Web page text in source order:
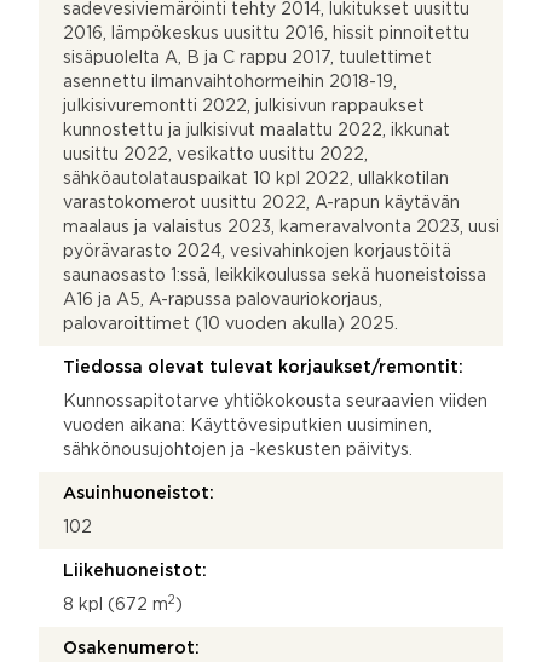
sadevesiviemäröinti tehty 2014, lukitukset uusittu
2016, lämpökeskus uusittu 2016, hissit pinnoitettu
sisäpuolelta A, B ja C rappu 2017, tuulettimet
asennettu ilmanvaihtohormeihin 2018-19,
juIkisivuremontti 2022, julkisivun rappaukset
kunnostettu ja julkisivut maalattu 2022, ikkunat
uusittu 2022, vesikatto uusittu 2022,
sähköautolatauspaikat 10 kpl 2022, ullakkotilan
varastokomerot uusittu 2022, A-rapun käytävän
maalaus ja valaistus 2023, kameravalvonta 2023, uusi
pyörävarasto 2024, vesivahinkojen korjaustöitä
saunaosasto 1:ssä, leikkikoulussa sekä huoneistoissa
A16 ja A5, A-rapussa palovauriokorjaus,
palovaroittimet (10 vuoden akulla) 2025.
Tiedossa olevat tulevat korjaukset/remontit:
Kunnossapitotarve yhtiökokousta seuraavien viiden
vuoden aikana: Käyttövesiputkien uusiminen,
sähkönousujohtojen ja -keskusten päivitys.
Asuinhuoneistot:
102
Liikehuoneistot:
8 kpl (672 m2 )
Osakenumerot: